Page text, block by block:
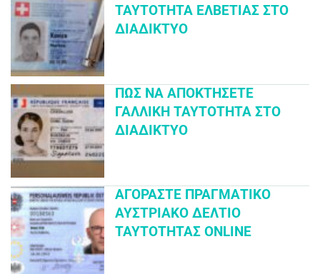
ΤΑΥΤΌΤΗΤΑ ΕΛΒΕΤΊΑΣ ΣΤΟ
ΔΙΑΔΊΚΤΥΟ
ΠΏΣ ΝΑ ΑΠΟΚΤΉΣΕΤΕ
ΓΑΛΛΙΚΉ ΤΑΥΤΌΤΗΤΑ ΣΤΟ
ΔΙΑΔΊΚΤΥΟ
ΑΓΟΡΆΣΤΕ ΠΡΑΓΜΑΤΙΚΌ
ΑΥΣΤΡΙΑΚΌ ΔΕΛΤΊΟ
ΤΑΥΤΌΤΗΤΑΣ ONLINE